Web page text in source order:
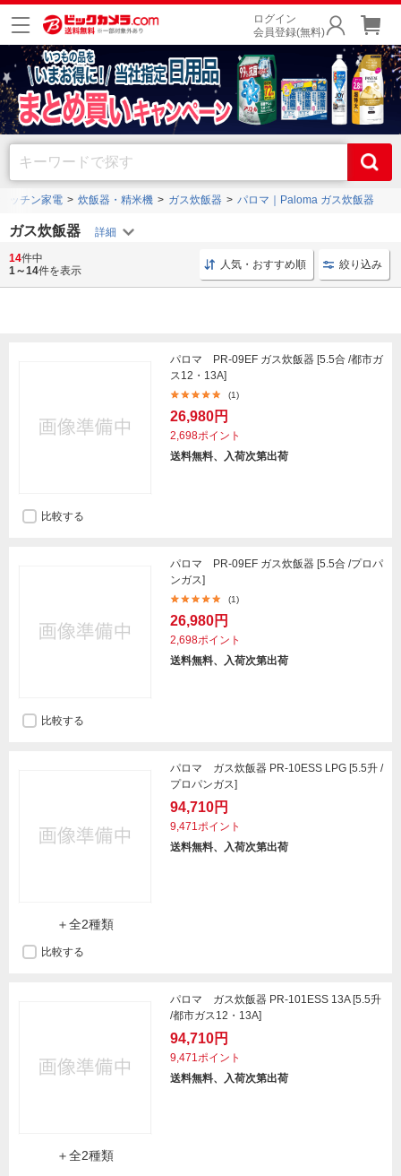
ログイン
会員登録(無料)
ッチン家電 炊飯器・精米機 ガス炊飯器 パロマ｜Paloma ガス炊飯器
ガス炊飯器
かまど 専用タイプ ガス炊飯器 一人前 炊飯器 こが
14件中
1～14件を表示 人気・おすすめ順 絞り込み
パロマ PR-09EF ガス炊飯器 [5.5合 /都市ガ
ス12・13A]
(1)
26,980円
2,698ポイント
送料無料、入荷次第出荷
比較する
パロマ PR-09EF ガス炊飯器 [5.5合 /プロパ
ンガス]
(1)
26,980円
2,698ポイント
送料無料、入荷次第出荷
比較する
＋全2種類
パロマ ガス炊飯器 PR-10ESS LPG [5.5升 /
プロパンガス]
94,710円
9,471ポイント
送料無料、入荷次第出荷
比較する
＋全2種類
パロマ ガス炊飯器 PR-101ESS 13A [5.5升
/都市ガス12・13A]
94,710円
9,471ポイント
送料無料、入荷次第出荷